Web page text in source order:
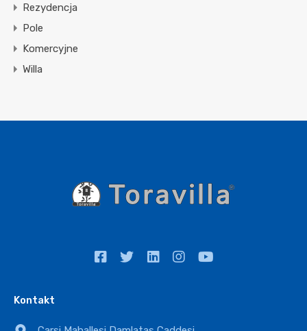
Rezydencja
Pole
Komercyjne
Willa
Kontakt